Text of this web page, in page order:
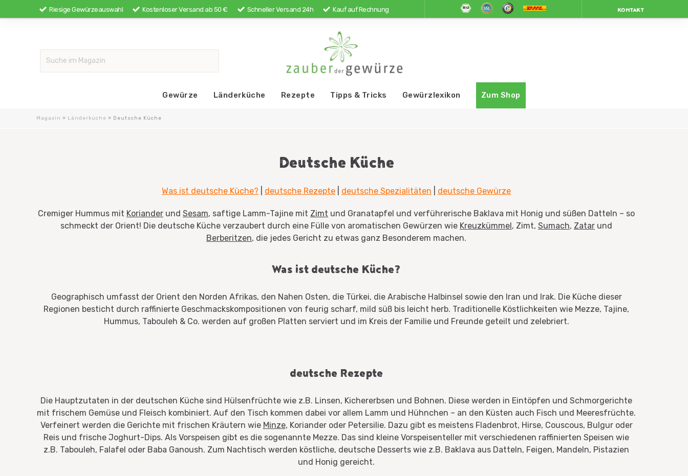
Riesige Gewürzeauswahl Kostenloser Versand ab 50 € Schneller Versand 24h Kauf auf Rechnung KONTAKT
Gewürze Länderküche Rezepte Tipps & Tricks Gewürzlexikon Zum Shop
Magazin » Länderküche » Deutsche Küche
Deutsche Küche
Was ist deutsche Küche? deutsche Rezepte deutsche Spezialitäten deutsche Gewürze
Cremiger Hummus mit Koriander und Sesam, saftige Lamm-Tajine mit Zimt und Granatapfel und verführerische Baklava mit Honig und süßen Datteln – so
schmeckt der Orient! Die deutsche Küche verzaubert durch eine Fülle von aromatischen Gewürzen wie Kreuzkümmel, Zimt, Sumach, Zatar und
Berberitzen, die jedes Gericht zu etwas ganz Besonderem machen.
Was ist deutsche Küche?
Geographisch umfasst der Orient den Norden Afrikas, den Nahen Osten, die Türkei, die Arabische Halbinsel sowie den Iran und Irak. Die Küche dieser
Regionen besticht durch raffinierte Geschmackskompositionen von feurig scharf, mild süß bis leicht herb. Traditionelle Köstlichkeiten wie Mezze, Tajine,
Hummus, Tabouleh & Co. werden auf großen Platten serviert und im Kreis der Familie und Freunde geteilt und zelebriert.
deutsche Rezepte
Die Hauptzutaten in der deutschen Küche sind Hülsenfrüchte wie z.B. Linsen, Kichererbsen und Bohnen. Diese werden in Eintöpfen und Schmorgerichte
mit frischem Gemüse und Fleisch kombiniert. Auf den Tisch kommen dabei vor allem Lamm und Hühnchen – an den Küsten auch Fisch und Meeresfrüchte.
Verfeinert werden die Gerichte mit frischen Kräutern wie Minze, Koriander oder Petersilie. Dazu gibt es meistens Fladenbrot, Hirse, Couscous, Bulgur oder
Reis und frische Joghurt-Dips. Als Vorspeisen gibt es die sogenannte Mezze. Das sind kleine Vorspeisenteller mit verschiedenen raffinierten Speisen wie
z.B. Tabouleh, Falafel oder Baba Ganoush. Zum Nachtisch werden köstliche, deutsche Desserts wie z.B. Baklava aus Datteln, Feigen, Mandeln, Pistazien
und Honig gereicht.